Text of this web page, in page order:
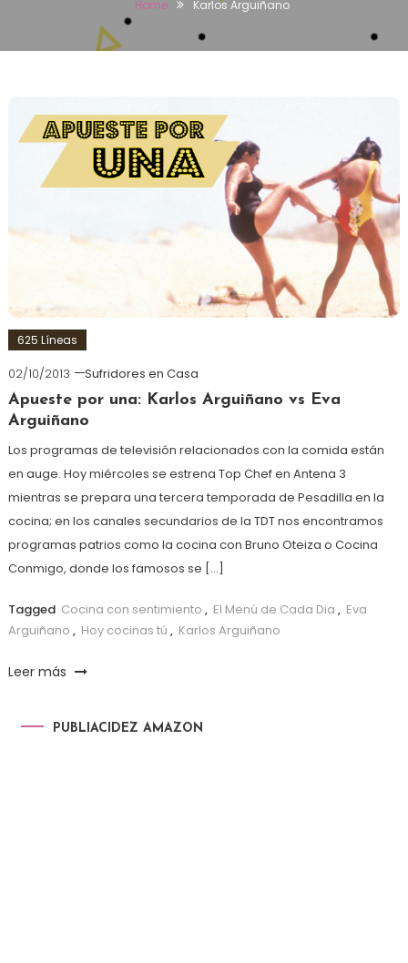
Home Karlos Arguiñano
625 Líneas
02/10/2013
Sufridores en Casa
Apueste por una: Karlos Arguiñano vs Eva
Arguiñano
Los programas de televisión relacionados con la comida están
en auge. Hoy miércoles se estrena Top Chef en Antena 3
mientras se prepara una tercera temporada de Pesadilla en la
cocina; en los canales secundarios de la TDT nos encontramos
programas patrios como la cocina con Bruno Oteiza o Cocina
Conmigo, donde los famosos se […]
Tagged Cocina con sentimiento , El Menú de Cada Dia , Eva
Arguiñano , Hoy cocinas tú , Karlos Arguiñano
Leer más
PUBLIACIDEZ AMAZON